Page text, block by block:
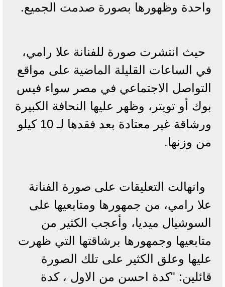
واحدة وظهورها بصورة صدمت الجميع.
حيث انتشرت صورة للفنانة علا رامي،
في الساعات القليلة الماضية على مواقع
التواصل الاجتماعي في مصر سواء فيس
بوك أو تويتر، وظهر عليها النحافة الكبيرة
ورشاقة غير معتادة بعد فقدها لـ 10 كيلو
من وزنها.
وانهالت التعليقات على صورة الفنانة
علا رامي، من جمهورها ومتابعيها على
السوشيال ميديا، وأعجب الكثير من
متابعيها وجمهورها برشاقتها التي ظهرت
عليها وعلق الكثير على تلك الصورة
قائلين: "كدة احسن من الاول ، كدة